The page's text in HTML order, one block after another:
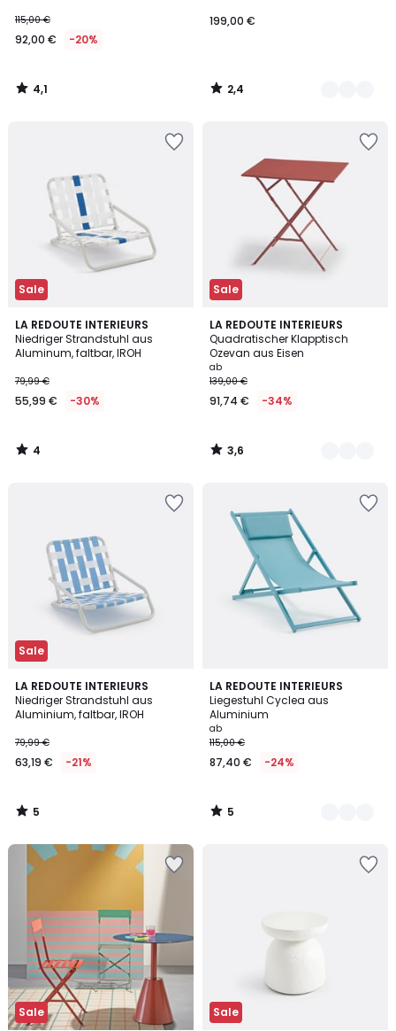
115,00 €
92,00 € -20%
4,1
/
199,00 €
2,4
/
Sale
LA REDOUTE INTERIEURS
Niedriger Strandstuhl aus
Aluminum, faltbar, IROH
79,99 €
55,99 € -30%
4
/
5
4
/
Sale
LA REDOUTE INTERIEURS
Quadratischer Klapptisch
Ozevan aus Eisen
ab
139,00 €
91,74 € -34%
3,6
/ 5
3
Farben
3,6
/
Sale
LA REDOUTE INTERIEURS
Niedriger Strandstuhl aus
Aluminium, faltbar, IROH
79,99 €
63,19 € -21%
5
/
5
5
/
LA REDOUTE INTERIEURS
Liegestuhl Cyclea aus
Aluminium
ab
115,00 €
87,40 € -24%
5
/
5
2
Farben
5
/
Sale Sale